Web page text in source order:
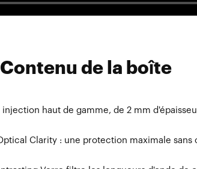
Contenu de la boîte
haut de gamme, de 2 mm
Clarity : une protection maximale sans
Verre — compatible avec le Masque
avec poche compartimentée pour Verre ,